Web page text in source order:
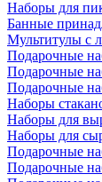
Наборы для
Банные
Мультитулы с
Подарочные
Подарочные
Подарочные
Наборы
Наборы для
Наборы для
Подарочные
Подарочные